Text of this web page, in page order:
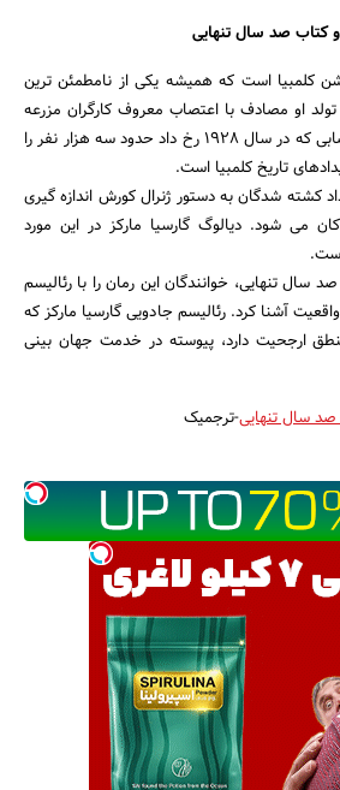
و کتاب صد سال تنهایی
کلمبیا است که همیشه یکی از نامطمئن ترین
او مصادف با اعتصاب معروف کارگران مزرعه
موز بود. گفته می شود اعتصابی که در سال 1928 رخ داد حدود سه هزار نفر را
تاریخ کلمبیا است.
کشته شدگان به دستور ژنرال کورش اندازه گیری
می شود. دیالوگ گارسیا مارکز در این مورد
سال تنهایی، خوانندگان این رمان را با رئالیسم
آشنا کرد. رئالیسم جادویی گارسیا مارکز که
ارجحیت دارد، پیوسته در خدمت جهان بینی
سال تنهایی-ترجمیک